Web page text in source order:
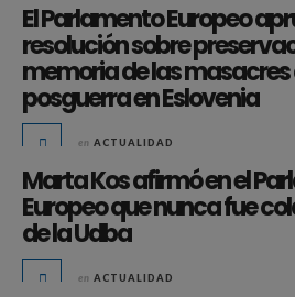
El Parlamento Europeo
resolución sobre
memoria de las masacres
posguerra en Eslovenia
en ACTUALIDAD
Marta Kos afirmó en el
Europeo que nunca fue
de la Udba
en ACTUALIDAD